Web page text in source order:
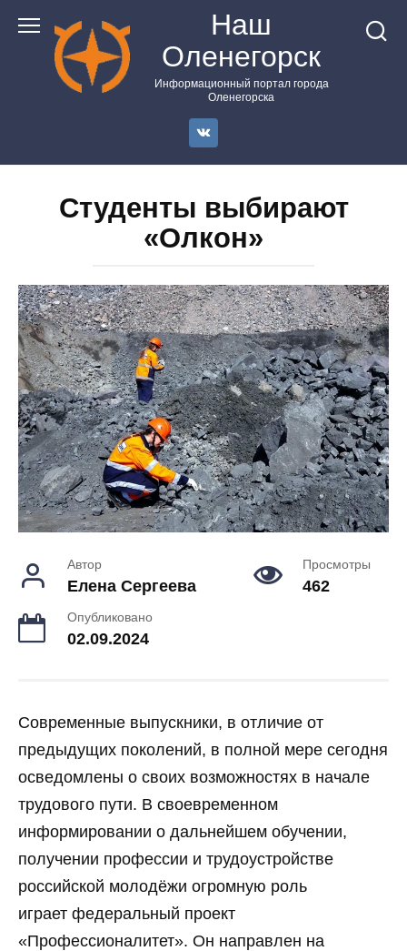
контенту
Наш
Оленегорск
Информационный портал города
Оленегорска
Студенты выбирают
«Олкон»
Автор
Елена Сергеева
Просмотры
462
Опубликовано
02.09.2024
Современные выпускники, в отличие от
предыдущих поколений, в полной мере сегодня
осведомлены о своих возможностях в начале
трудового пути. В своевременном
информировании о дальнейшем обучении,
получении профессии и трудоустройстве
российской молодёжи огромную роль
играет федеральный проект
«Профессионалитет». Он направлен на